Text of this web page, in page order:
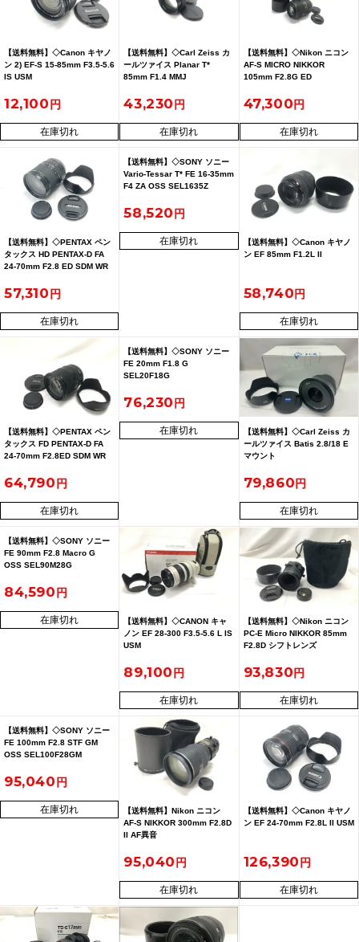
【送料無料】◇Canon キヤノ
ン 2) EF-S 15-85mm F3.5-5.6
IS USM
12,100
在庫切れ
【送料無料】◇Carl Zeiss カ
ールツァイス Planar T*
85mm F1.4 MMJ
43,230
在庫切れ
【送料無料】◇Nikon ニコン
AF-S MICRO NIKKOR
105mm F2.8G ED
47,300
在庫切れ
【送料無料】◇PENTAX ペン
タックス HD PENTAX-D FA
24-70mm F2.8 ED SDM WR
57,310
在庫切れ
【送料無料】◇SONY ソニー
Vario-Tessar T* FE 16-35mm
F4 ZA OSS SEL1635Z
58,520
在庫切れ
【送料無料】◇Canon キヤノ
ン EF 85mm F1.2L II
58,740
在庫切れ
【送料無料】◇PENTAX ペン
タックス FD PENTAX-D FA
24-70mm F2.8ED SDM WR
64,790
在庫切れ
【送料無料】◇SONY ソニー
FE 20mm F1.8 G
SEL20F18G
76,230
在庫切れ
【送料無料】◇Carl Zeiss カ
ールツァイス Batis 2.8/18 E
マウント
79,860
在庫切れ
【送料無料】◇SONY ソニー
FE 90mm F2.8 Macro G
OSS SEL90M28G
84,590
在庫切れ
【送料無料】◇CANON キャ
ノン EF 28-300 F3.5-5.6 L IS
USM
89,100
在庫切れ
【送料無料】◇Nikon ニコン
PC-E Micro NIKKOR 85mm
F2.8D シフトレンズ
93,830
在庫切れ
【送料無料】◇SONY ソニー
FE 100mm F2.8 STF GM
OSS SEL100F28GM
95,040
在庫切れ
【送料無料】Nikon ニコン
AF-S NIKKOR 300mm F2.8D
II AF異音
95,040
在庫切れ
【送料無料】◇Canon キヤノ
ン EF 24-70mm F2.8L II USM
126,390
在庫切れ